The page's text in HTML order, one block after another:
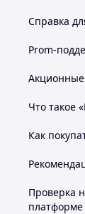
Справка
Prom-
Что такое
Как
Проверка